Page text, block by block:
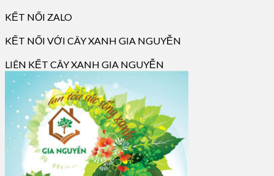
KẾT NỐI ZALO
KẾT NỐI VỚI CÂY XANH GIA NGUYỄN
LIÊN KẾT CÂY XANH GIA NGUYỄN